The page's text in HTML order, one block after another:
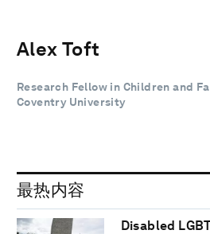
Alex Toft
Research Fellow in Children and
Coventry University
最热内容
Disabled